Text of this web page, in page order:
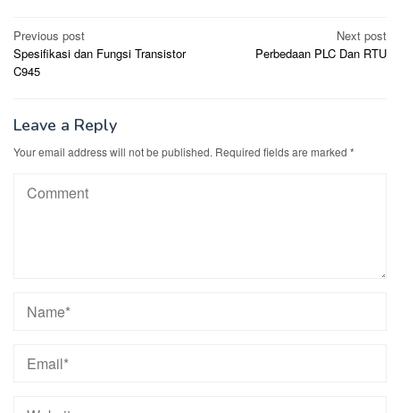
Post
navigation
Previous post
Spesifikasi dan Fungsi Transistor
C945
Next post
Perbedaan PLC Dan RTU
Leave a Reply
Your email address will not be published. Required fields are marked *